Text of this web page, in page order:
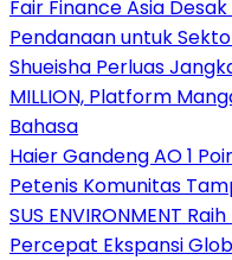
Fair Finance Asia
Pendanaan untuk
Shueisha Perluas
MILLION, Platform
Bahasa
Haier Gandeng AO 1
Petenis Komunitas
SUS ENVIRONMENT
Percepat Ekspansi